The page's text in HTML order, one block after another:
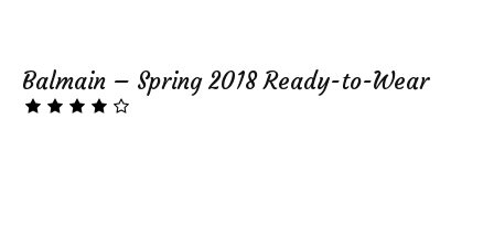
Balmain – Spring 2018 Ready-to-Wear